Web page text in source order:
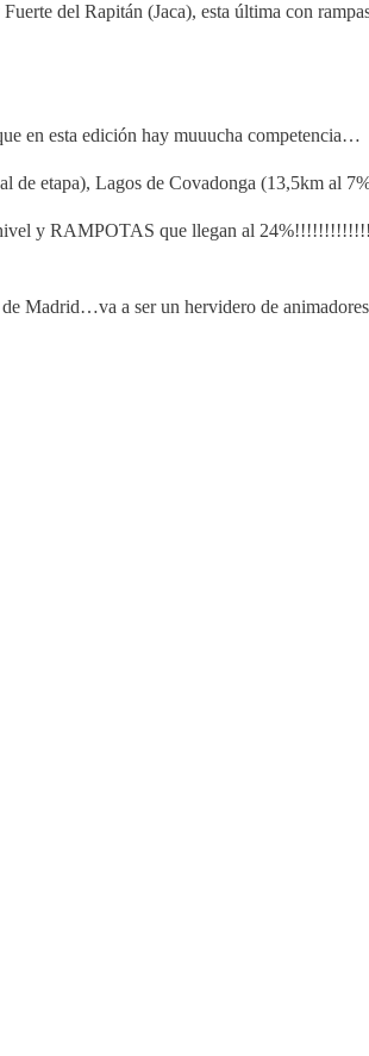
del Rapitán (Jaca), esta última con
en esta edición hay muuucha competencia…
de etapa), Lagos de Covadonga (13,5km al
y RAMPOTAS que llegan al
Madrid…va a ser un hervidero de